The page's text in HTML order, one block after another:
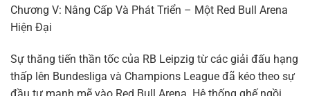
Chương V: Nâng Cấp Và Phát Triển – Một Red Bull Arena
Hiện Đại
Sự thăng tiến thần tốc của RB Leipzig từ các giải đấu hạng
thấp lên Bundesliga và Champions League đã kéo theo sự